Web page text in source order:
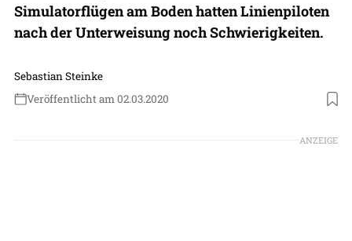
Simulatorflügen am Boden hatten Linienpiloten
nach der Unterweisung noch Schwierigkeiten.
Sebastian Steinke
Veröffentlicht am 02.03.2020
Foto: Boeing
ANZEIGE